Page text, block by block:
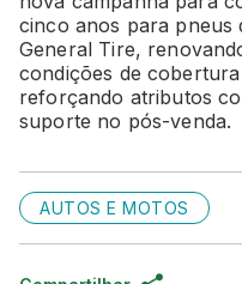
cinco anos para pneus
General Tire,
condições de
reforçando atributos
suporte no pós-venda.
AUTOS E MOTOS